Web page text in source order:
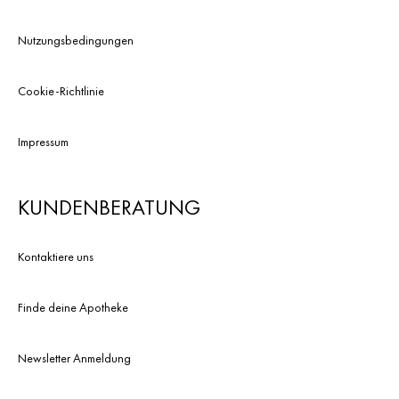
Nutzungsbedingungen
Cookie-Richtlinie
Impressum
KUNDENBERATUNG
Kontaktiere uns
Finde deine Apotheke
Newsletter Anmeldung